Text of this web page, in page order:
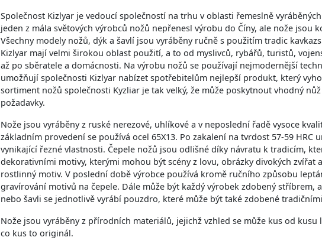
Společnost Kizlyar je vedoucí společností na trhu v oblasti řemeslně
jeden z mála světových výrobců nožů nepřenesl výrobu do Číny, ale nože jsou
Všechny modely nožů, dýk a šavlí jsou vyráběny ručně s použitím tradic
Kizlyar mají velmi širokou oblast použití, a to od myslivců, rybářů, turistů,
až po sběratele a domácnosti. Na výrobu nožů se používají nejmodernější
umožňují společnosti Kizlyar nabízet spotřebitelům nejlepší produkt, který
sortiment nožů společnosti Kyzliar je tak velký, že může poskytnout vhodný
požadavky.
Nože jsou vyráběny z ruské nerezové, uhlíkové a v neposlední řadě vysoce
základním provedení se používá ocel 65X13. Po zakalení na tvrdost 57-59
vynikající řezné vlastnosti. Čepele nožů jsou odlišné díky návratu k tradicím,
dekorativními motivy, kterými mohou být scény z lovu, obrázky divokých zvířat
rostlinný motiv. V poslední době výrobce používá kromě ručního způsobu
gravírování motivů na čepele. Dále může být každý výrobek zdobený stříbrem,
nebo šavli se jednotlivě vyrábí pouzdro, které může být také zdobené
Nože jsou vyráběny z přírodních materiálů, jejichž vzhled se může kus od
co kus to originál.